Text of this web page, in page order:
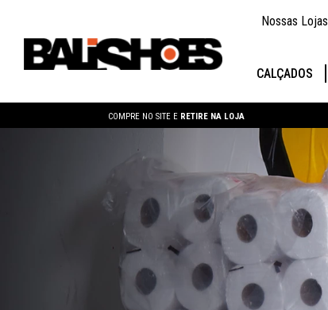
Nossas Lojas
CALÇADOS
COMPRE NO SITE E RETIRE NA LOJA